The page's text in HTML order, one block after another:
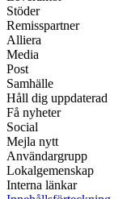
Stöder
Remisspartner
Alliera
Media
Post
Samhälle
Håll dig uppdaterad
Få nyheter
Social
Mejla nytt
Användargrupp
Lokalgemenskap
Interna länkar